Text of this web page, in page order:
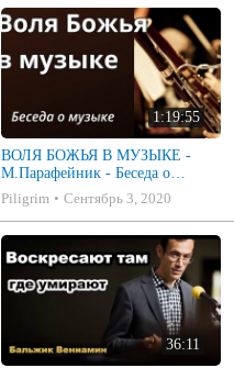
1:19:55
ВОЛЯ БОЖЬЯ В МУЗЫКЕ -
М.Парафейник - Беседа о
музыке 2
Piligrim Сентябрь 3, 2020
36:11